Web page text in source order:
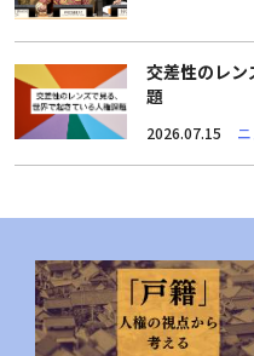
交差性のレン
題
2026.07.15